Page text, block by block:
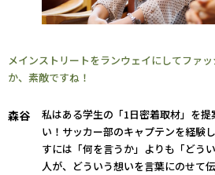
メインストリートをランウェイにしてファ
か、素敵ですね！
森谷
私はある学生の「1日密着取材」を提
い！サッカー部のキャプテンを経験
すには「何を言うか」よりも「どう
人が、どういう想いを言葉にのせて